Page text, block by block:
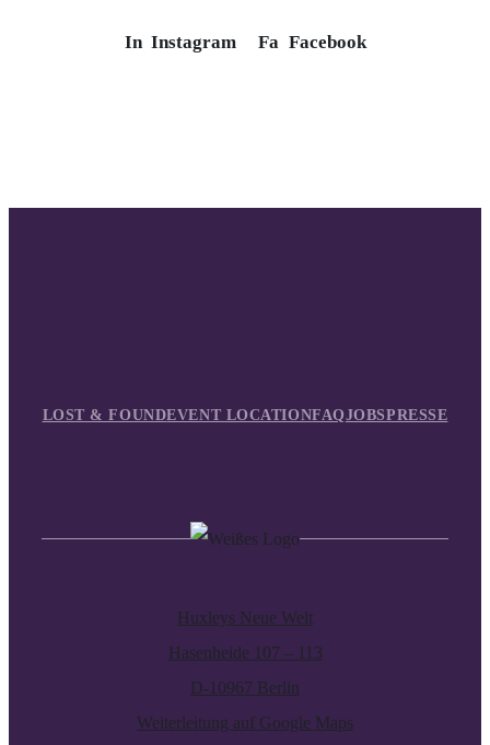
In Instagram Fa Facebook
LOST & FOUNDEVENT LOCATIONFAQJOBSPRESSE
Huxleys Neue Welt
Hasenheide 107 – 113
D-10967 Berlin
Weiterleitung auf Google Maps